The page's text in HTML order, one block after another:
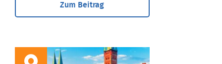
Zum Beitrag